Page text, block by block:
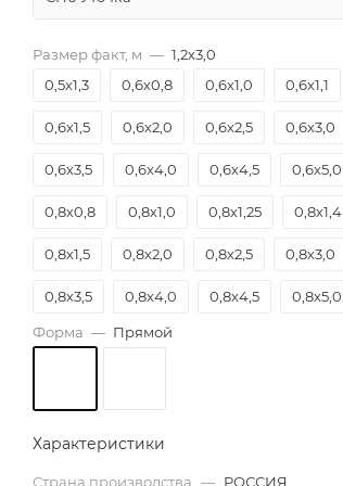
Размер факт, м — 1,2х3,0
0,5х1,3
0,6х0,8 0,6х1,0 0,6х1,1
0,6х1,5 0,6х2,0 0,6х2,5 0,6х3,0
0,6х3,5 0,6х4,0 0,6х4,5 0,6х5,0
0,8х0,8 0,8х1,0 0,8х1,25 0,8х1,4
0,8х1,5 0,8х2,0 0,8х2,5 0,8х3,0
0,8х3,5 0,8х4,0 0,8х4,5 0,8х5,0
0,8х5,5 0,8х6,0
Форма — Прямой
Характеристики
Страна производства — РОССИЯ